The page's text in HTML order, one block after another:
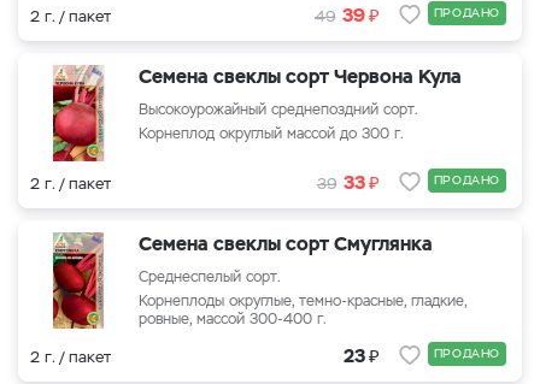
2 г. / пакет 49 39₽ ПРОДАНО
Семена свеклы сорт Червона Кула
Высокоурожайный среднепоздний сорт.
Корнеплод округлый массой до 300 г.
2 г. / пакет 39 33₽ ПРОДАНО
Семена свеклы сорт Смуглянка
Среднеспелый сорт.
Корнеплоды округлые, темно-красные, гладкие,
ровные, массой 300-400 г.
2 г. / пакет 23₽ ПРОДАНО